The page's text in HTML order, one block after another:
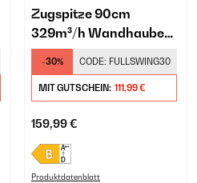
Zugspitze 90cm
329m³/h Wandhaube
Schwarz
-30% CODE: FULLSWING30
MIT GUTSCHEIN: 111,99 €
159,99 €
Produktdatenblatt